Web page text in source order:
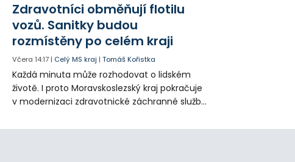
Zdravotníci obměňují flotilu
vozů. Sanitky budou
rozmístěny po celém kraji
Včera 14:17 | Celý MS kraj |Tomáš Kořistka
Každá minuta může rozhodovat o lidském
životě. I proto Moravskoslezský kraj pokračuje
v modernizaci zdravotnické záchranné služby
vybavených nejmodernější technikou.